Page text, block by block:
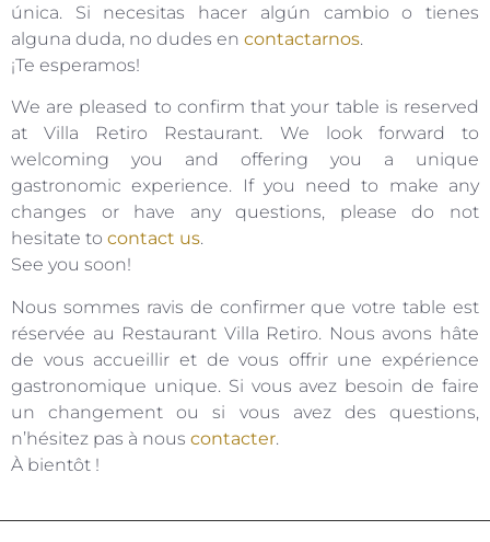
única. Si necesitas hacer algún cambio o tienes
alguna duda, no dudes en contactarnos.
¡Te esperamos!
We are pleased to confirm that your table is reserved
at Villa Retiro Restaurant. We look forward to
welcoming you and offering you a unique
gastronomic experience. If you need to make any
changes or have any questions, please do not
hesitate to contact us.
See you soon!
Nous sommes ravis de confirmer que votre table est
réservée au Restaurant Villa Retiro. Nous avons hâte
de vous accueillir et de vous offrir une expérience
gastronomique unique. Si vous avez besoin de faire
un changement ou si vous avez des questions,
n’hésitez pas à nous contacter.
À bientôt !